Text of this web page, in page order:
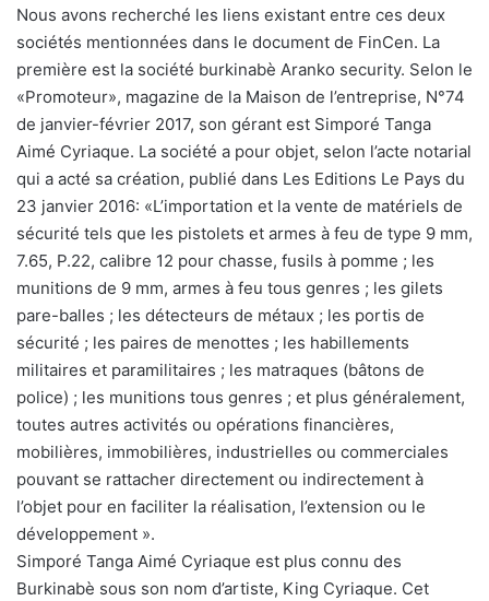
Nous avons recherché les liens existant entre ces deux
sociétés mentionnées dans le document de FinCen. La
première est la société burkinabè Aranko security. Selon le
«Promoteur», magazine de la Maison de l’entreprise, N°74
de janvier-février 2017, son gérant est Simporé Tanga
Aimé Cyriaque. La société a pour objet, selon l’acte notarial
qui a acté sa création, publié dans Les Editions Le Pays du
23 janvier 2016: «L’importation et la vente de matériels de
sécurité tels que les pistolets et armes à feu de type 9 mm,
7.65, P.22, calibre 12 pour chasse, fusils à pomme ; les
munitions de 9 mm, armes à feu tous genres ; les gilets
pare-balles ; les détecteurs de métaux ; les portis de
sécurité ; les paires de menottes ; les habillements
militaires et paramilitaires ; les matraques (bâtons de
police) ; les munitions tous genres ; et plus généralement,
toutes autres activités ou opérations financières,
mobilières, immobilières, industrielles ou commerciales
pouvant se rattacher directement ou indirectement à
l’objet pour en faciliter la réalisation, l’extension ou le
développement ».
Simporé Tanga Aimé Cyriaque est plus connu des
Burkinabè sous son nom d’artiste, King Cyriaque. Cet